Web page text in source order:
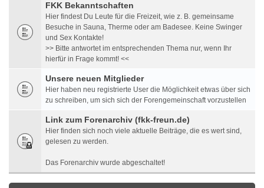
FKK Bekanntschaften
Hier findest Du Leute für die Freizeit, wie z. B. gemeinsame
Besuche in Sauna, Therme oder am Badesee. Keine Swinger
und Sex Kontakte!
>> Bitte antwortet im entsprechenden Thema nur, wenn Ihr
hierfür in Frage kommt! <<
Unsere neuen Mitglieder
Hier haben neu registrierte User die Möglichkeit etwas über sich
zu schreiben, um sich sich der Forengemeinschaft vorzustellen
Link zum Forenarchiv (fkk-freun.de)
Hier finden sich noch viele aktuelle Beiträge, die es wert sind,
gelesen zu werden.
Das Forenarchiv wurde abgeschaltet!